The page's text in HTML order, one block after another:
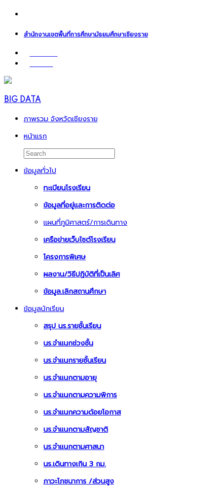
สำนักงานเขตพื้นที่การศึกษามัธยมศึกษาเชียงราย
BIG DATA
ภาพรวม จังหวัดเชียงราย
หน้าแรก
ข้อมูลทั่วไป
ทะเบียนโรงเรียน
ข้อมูลที่อยู่และการติดต่อ
แผนที่ภูมิศาสตร์/การเดินทาง
เครือข่ายเว็บไซต์โรงเรียน
โครงการพิเศษ
ผลงาน/วิธีปฏิบัติที่เป็นเลิศ
ข้อมูล.เลิกสถานศึกษา
ข้อมูลนักเรียน
สรุป นร.รายชั้นเรียน
นร.จำแนกช่วงชั้น
นร.จำแนกรายชั้นเรียน
นร.จำแนกตามอายุ
นร.จำแนกตามความพิการ
นร.จำแนกความด้อยโอกาส
นร.จำแนกตามสัญชาติ
นร.จำแนกตามศาสนา
นร.เดินทางเกิน 3 กม.
ภาวะโภชนาการ /ส่วนสูง